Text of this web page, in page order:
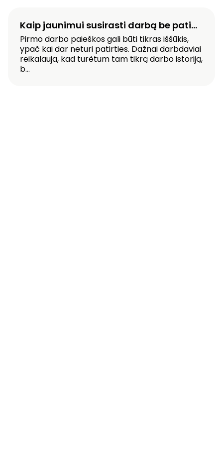
Kaip jaunimui susirasti darbą be pati...
Pirmo darbo paieškos gali būti tikras iššūkis,
ypač kai dar neturi patirties. Dažnai darbdaviai
reikalauja, kad turėtum tam tikrą darbo istoriją,
b...